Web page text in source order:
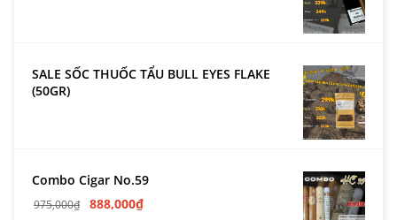
SALE SỐC THUỐC TẨU BULL EYES FLAKE
(50GR)
Combo Cigar No.59
975,000₫ 888,000₫